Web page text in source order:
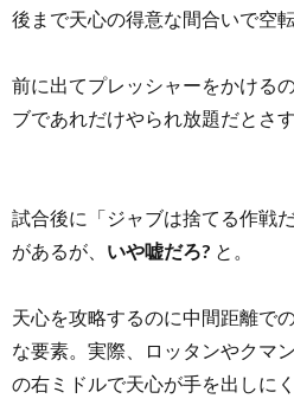
後まで天心の得意な間合いで空
前に出てプレッシャーをかける
ブであれだけやられ放題だとさ
試合後に「ジャブは捨てる作戦
があるが、 いや嘘だろ? と。
天心を攻略するのに中間距離で
な要素。実際、ロッタンやクマ
の右ミドルで天心が手を出しに